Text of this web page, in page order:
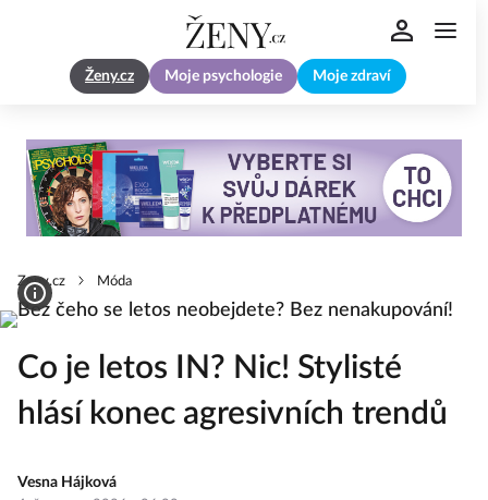
Ženy.cz Moje psychologie Moje zdraví
Zeny.cz Móda
Co je letos IN? Nic! Stylisté
hlásí konec agresivních trendů
Vesna Hájková